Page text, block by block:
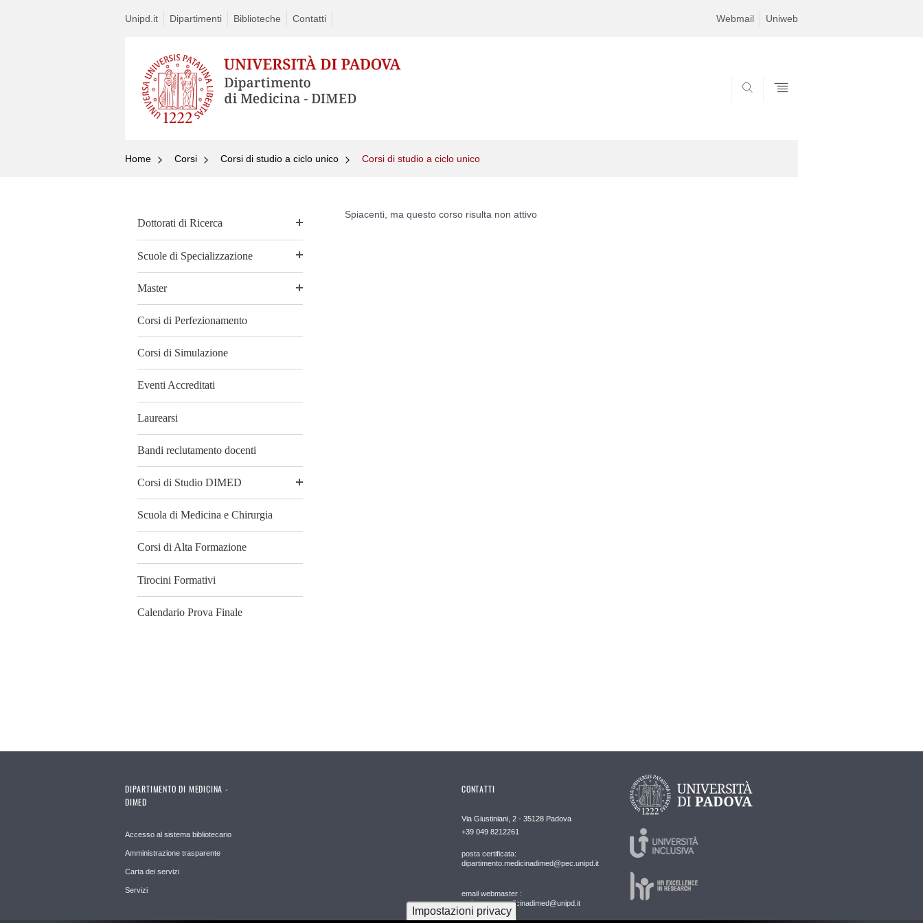
Unipd.it Dipartimenti Biblioteche Contatti Webmail Uniweb
Home Corsi Corsi di studio a ciclo unico Corsi di studio a ciclo unico
Dottorati di Ricerca
Scuole di Specializzazione
Master
Corsi di Perfezionamento
Corsi di Simulazione
Eventi Accreditati
Laurearsi
Bandi reclutamento docenti
Corsi di Studio DIMED
Scuola di Medicina e Chirurgia
Corsi di Alta Formazione
Tirocini Formativi
Calendario Prova Finale
Spiacenti, ma questo corso risulta non attivo
DIPARTIMENTO DI MEDICINA -
DIMED
Accesso al sistema bibliotecario
Amministrazione trasparente
Carta dei servizi
Servizi
CONTATTI
Via Giustiniani, 2 - 35128 Padova
+39 049 8212261
posta certificata:
dipartimento.medicinadimed@pec.unipd.it
email webmaster :
webmaster.medicinadimed@unipd.it
Impostazioni privacy